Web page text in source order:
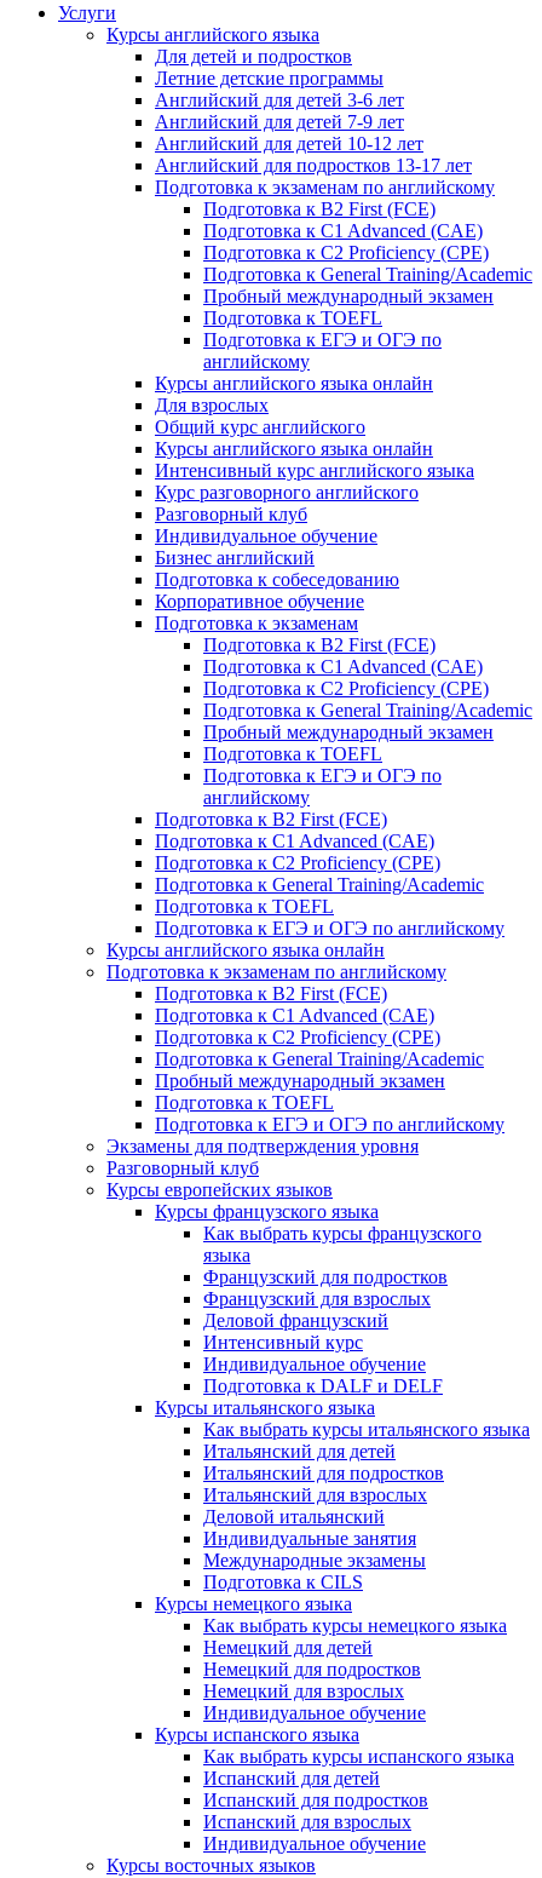
Услуги
Курсы английского языка
Для детей и подростков
Летние детские программы
Английский для детей 3-6 лет
Английский для детей 7-9 лет
Английский для детей 10-12 лет
Английский для подростков 13-17 лет
Подготовка к экзаменам по английскому
Подготовка к B2 First (FCE)
Подготовка к C1 Advanced (CAE)
Подготовка к C2 Proficiency (CPE)
Подготовка к General Training/Academic
Пробный международный экзамен
Подготовка к TOEFL
Подготовка к ЕГЭ и ОГЭ по
английскому
Курсы английского языка онлайн
Для взрослых
Общий курс английского
Курсы английского языка онлайн
Интенсивный курс английского языка
Курс разговорного английского
Разговорный клуб
Индивидуальное обучение
Бизнес английский
Подготовка к собеседованию
Корпоративное обучение
Подготовка к экзаменам
Подготовка к B2 First (FCE)
Подготовка к C1 Advanced (CAE)
Подготовка к C2 Proficiency (CPE)
Подготовка к General Training/Academic
Пробный международный экзамен
Подготовка к TOEFL
Подготовка к ЕГЭ и ОГЭ по
английскому
Подготовка к B2 First (FCE)
Подготовка к C1 Advanced (CAE)
Подготовка к C2 Proficiency (CPE)
Подготовка к General Training/Academic
Подготовка к TOEFL
Подготовка к ЕГЭ и ОГЭ по английскому
Курсы английского языка онлайн
Подготовка к экзаменам по английскому
Подготовка к B2 First (FCE)
Подготовка к C1 Advanced (CAE)
Подготовка к C2 Proficiency (CPE)
Подготовка к General Training/Academic
Пробный международный экзамен
Подготовка к TOEFL
Подготовка к ЕГЭ и ОГЭ по английскому
Экзамены для подтверждения уровня
Разговорный клуб
Курсы европейских языков
Курсы французского языка
Как выбрать курсы французского
языка
Французский для подростков
Французский для взрослых
Деловой французский
Интенсивный курс
Индивидуальное обучение
Подготовка к DALF и DELF
Курсы итальянского языка
Как выбрать курсы итальянского языка
Итальянский для детей
Итальянский для подростков
Итальянский для взрослых
Деловой итальянский
Индивидуальные занятия
Международные экзамены
Подготовка к CILS
Курсы немецкого языка
Как выбрать курсы немецкого языка
Немецкий для детей
Немецкий для подростков
Немецкий для взрослых
Индивидуальное обучение
Курсы испанского языка
Как выбрать курсы испанского языка
Испанский для детей
Испанский для подростков
Испанский для взрослых
Индивидуальное обучение
Курсы восточных языков